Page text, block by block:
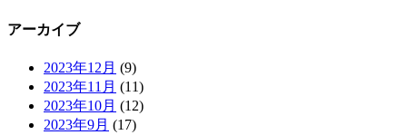
アーカイブ
2023年12月 (9)
2023年11月 (11)
2023年10月 (12)
2023年9月 (17)